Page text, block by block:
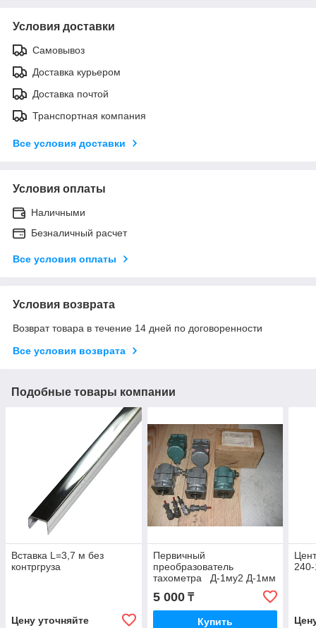
Условия доставки
Самовывоз
Доставка курьером
Доставка почтой
Транспортная компания
Все условия доставки
Условия оплаты
Наличными
Безналичный расчет
Все условия оплаты
Условия возврата
Возврат товара в течение 14 дней по договоренности
Все условия возврата
Подобные товары компании
Вставка L=3,7 м без
контргруза
Цену уточняйте
Первичный
преобразователь
тахометра Д-1му2 Д-1мм
5 000₸
Купить